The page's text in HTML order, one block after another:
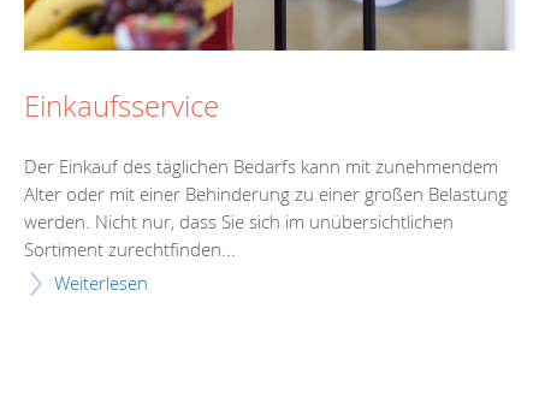
Einkaufsservice
Der Einkauf des täglichen Bedarfs kann mit zunehmendem
Alter oder mit einer Behinderung zu einer großen Belastung
werden. Nicht nur, dass Sie sich im unübersichtlichen
Sortiment zurechtfinden...
Weiterlesen